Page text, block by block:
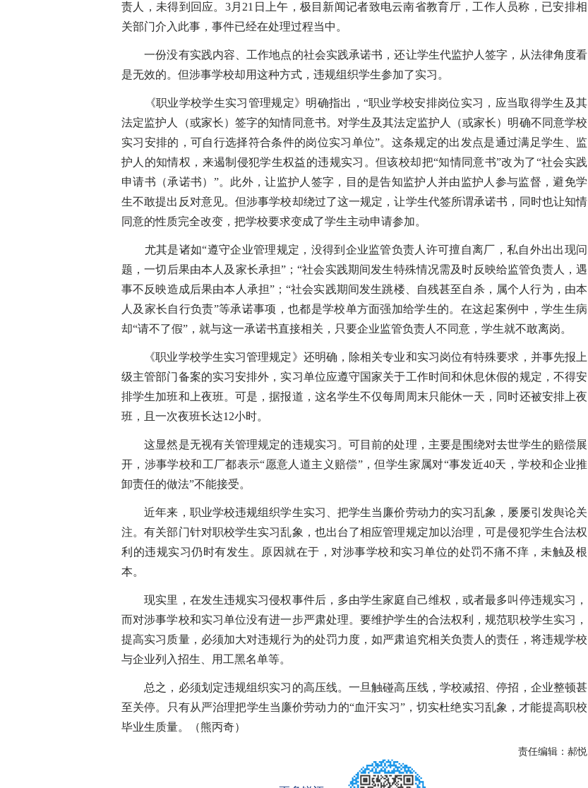
责人，未得到回应。3月21日上午，极目新闻记者致电云南省教育厅，工作人员称，已安排相
关部门介入此事，事件已经在处理过程当中。
一份没有实践内容、工作地点的社会实践承诺书，还让学生代监护人签字，从法律角度看
是无效的。但涉事学校却用这种方式，违规组织学生参加了实习。
《职业学校学生实习管理规定》明确指出，“职业学校安排岗位实习，应当取得学生及其
法定监护人（或家长）签字的知情同意书。对学生及其法定监护人（或家长）明确不同意学校
实习安排的，可自行选择符合条件的岗位实习单位”。这条规定的出发点是通过满足学生、监
护人的知情权，来遏制侵犯学生权益的违规实习。但该校却把“知情同意书”改为了“社会实践
申请书（承诺书）”。此外，让监护人签字，目的是告知监护人并由监护人参与监督，避免学
生不敢提出反对意见。但涉事学校却绕过了这一规定，让学生代签所谓承诺书，同时也让知情
同意的性质完全改变，把学校要求变成了学生主动申请参加。
尤其是诸如“遵守企业管理规定，没得到企业监管负责人许可擅自离厂，私自外出出现问
题，一切后果由本人及家长承担”；“社会实践期间发生特殊情况需及时反映给监管负责人，遇
事不反映造成后果由本人承担”；“社会实践期间发生跳楼、自残甚至自杀，属个人行为，由本
人及家长自行负责”等承诺事项，也都是学校单方面强加给学生的。在这起案例中，学生生病
却“请不了假”，就与这一承诺书直接相关，只要企业监管负责人不同意，学生就不敢离岗。
《职业学校学生实习管理规定》还明确，除相关专业和实习岗位有特殊要求，并事先报上
级主管部门备案的实习安排外，实习单位应遵守国家关于工作时间和休息休假的规定，不得安
排学生加班和上夜班。可是，据报道，这名学生不仅每周周末只能休一天，同时还被安排上夜
班，且一次夜班长达12小时。
这显然是无视有关管理规定的违规实习。可目前的处理，主要是围绕对去世学生的赔偿展
开，涉事学校和工厂都表示“愿意人道主义赔偿”，但学生家属对“事发近40天，学校和企业推
卸责任的做法”不能接受。
近年来，职业学校违规组织学生实习、把学生当廉价劳动力的实习乱象，屡屡引发舆论关
注。有关部门针对职校学生实习乱象，也出台了相应管理规定加以治理，可是侵犯学生合法权
利的违规实习仍时有发生。原因就在于，对涉事学校和实习单位的处罚不痛不痒，未触及根
本。
现实里，在发生违规实习侵权事件后，多由学生家庭自己维权，或者最多叫停违规实习，
而对涉事学校和实习单位没有进一步严肃处理。要维护学生的合法权利，规范职校学生实习，
提高实习质量，必须加大对违规行为的处罚力度，如严肃追究相关负责人的责任，将违规学校
与企业列入招生、用工黑名单等。
总之，必须划定违规组织实习的高压线。一旦触碰高压线，学校减招、停招，企业整顿甚
至关停。只有从严治理把学生当廉价劳动力的“血汗实习”，切实杜绝实习乱象，才能提高职校
毕业生质量。（熊丙奇）
责任编辑：郝悦